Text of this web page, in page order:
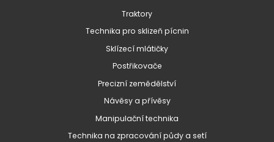
Traktory
Technika pro sklizeň pícnin
Sklízecí mlátičky
Postřikovače
Precizní zemědělství
Návěsy a přívěsy
Manipulační technika
Technika na zpracování půdy a setí